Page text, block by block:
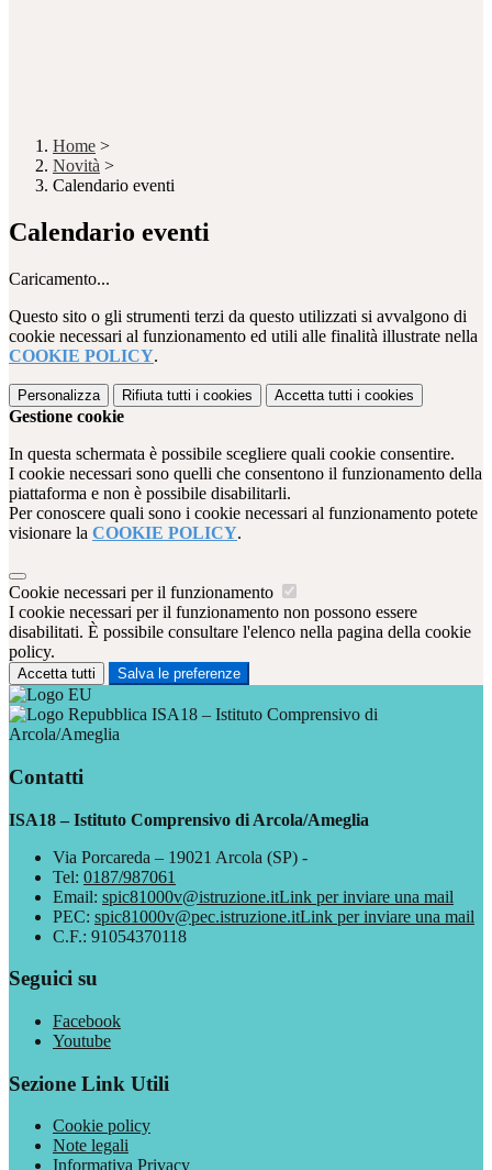
Home >
Novità >
Calendario eventi
Calendario eventi
Caricamento...
Questo sito o gli strumenti terzi da questo utilizzati si avvalgono di
cookie necessari al funzionamento ed utili alle finalità illustrate nella
COOKIE POLICY.
Personalizza Rifiuta tutti i cookies Accetta tutti i cookies
Gestione cookie
In questa schermata è possibile scegliere quali cookie consentire.
I cookie necessari sono quelli che consentono il funzionamento della
piattaforma e non è possibile disabilitarli.
Per conoscere quali sono i cookie necessari al funzionamento potete
visionare la COOKIE POLICY.
Cookie necessari per il funzionamento
I cookie necessari per il funzionamento non possono essere
disabilitati. È possibile consultare l'elenco nella pagina della cookie
policy.
Accetta tutti Salva le preferenze
ISA18 – Istituto Comprensivo di
Arcola/Ameglia
Contatti
ISA18 – Istituto Comprensivo di Arcola/Ameglia
Via Porcareda – 19021 Arcola (SP) -
Tel: 0187/987061
Email: spic81000v@istruzione.itLink per inviare una mail
PEC: spic81000v@pec.istruzione.itLink per inviare una mail
C.F.: 91054370118
Seguici su
Facebook
Youtube
Sezione Link Utili
Cookie policy
Note legali
Informativa Privacy